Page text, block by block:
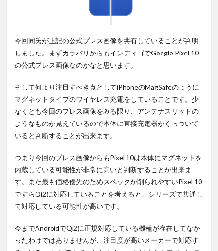
ョッ
プが
おす
す
今回同氏が上記の公式プレス画像を共有していることが判明
しました。まずカラバリからもインディゴでGoogle Pixel 10
の公式プレス画像なのかなと思います。
そして何より注目すべき点としてiPhoneのMagSafeのように
マグネットタイプのワイヤレス充電をしていることです。少
なくとも今回のプレス画像をみる限り、アンテナスリットの
ようなものが見えているので本体に直接充電器がくっついて
いると判断することが出来ます。
つまり今回のプレス画像からもPixel 10は本体にマグネットを
内蔵している可能性が非常に高いと判断することが出来ま
す。また最も価格優先のためスペックが削られやすいPixel 10
ですらQi2に対応していることを考えると、シリーズで共通し
て対応している可能性が高いです。
今までAndroidでQi2に正規対応している機種が存在してなか
ったわけではありませんが、注目度が高いメーカーで対応す